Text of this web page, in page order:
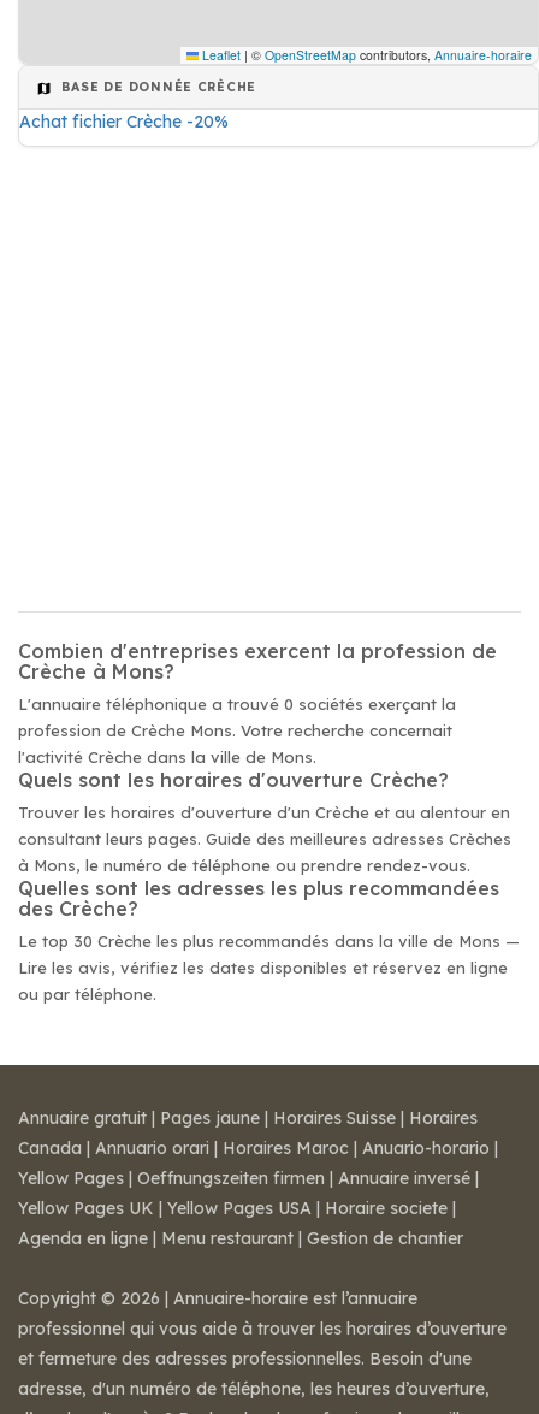
Leaflet | © OpenStreetMap contributors, Annuaire-horaire
BASE DE DONNÉE CRÈCHE
Achat fichier Crèche -20%
Combien d'entreprises exercent la profession de
Crèche à Mons?
L'annuaire téléphonique a trouvé 0 sociétés exerçant la
profession de Crèche Mons. Votre recherche concernait
l'activité Crèche dans la ville de Mons.
Quels sont les horaires d'ouverture Crèche?
Trouver les horaires d'ouverture d'un Crèche et au alentour en
consultant leurs pages. Guide des meilleures adresses Crèches
à Mons, le numéro de téléphone ou prendre rendez-vous.
Quelles sont les adresses les plus recommandées
des Crèche?
Le top 30 Crèche les plus recommandés dans la ville de Mons —
Lire les avis, vérifiez les dates disponibles et réservez en ligne
ou par téléphone.
Annuaire gratuit | Pages jaune | Horaires Suisse | Horaires
Canada | Annuario orari | Horaires Maroc | Anuario-horario |
Yellow Pages | Oeffnungszeiten firmen | Annuaire inversé |
Yellow Pages UK | Yellow Pages USA | Horaire societe |
Agenda en ligne | Menu restaurant | Gestion de chantier
Copyright © 2026 | Annuaire-horaire est l’annuaire
professionnel qui vous aide à trouver les horaires d’ouverture
et fermeture des adresses professionnelles. Besoin d'une
adresse, d'un numéro de téléphone, les heures d’ouverture,